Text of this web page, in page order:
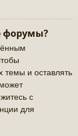
форумы?
темы и оставлять
с
для